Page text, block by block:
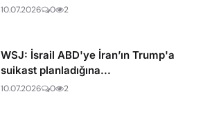
10.07.2026 0 2
WSJ: İsrail ABD'ye İran’ın Trump'a
suikast planladığına...
10.07.2026 0 2